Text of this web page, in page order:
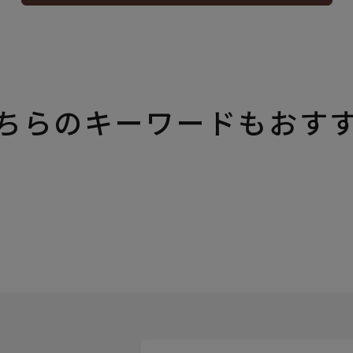
らのキーワードもおす